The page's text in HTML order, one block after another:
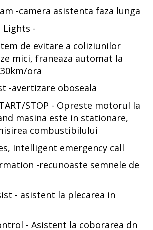
-camera asistenta faza lunga
Lights -
de evitare a coliziunilor
mici, franeaza automat la
ora
-avertizare oboseala
STOP - Opreste motorul la
masina este in stationare,
combustibilului
Intelligent emergency call
-recunoaste semnele de
- asistent la plecarea in
- Asistent la coborarea dn